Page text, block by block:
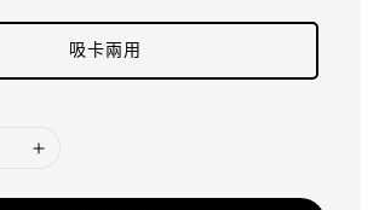
吸卡兩用